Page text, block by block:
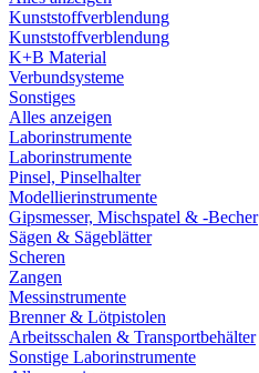
Kunststoffverblendung
Kunststoffverblendung
K+B Material
Verbundsysteme
Sonstiges
Alles anzeigen
Laborinstrumente
Laborinstrumente
Pinsel, Pinselhalter
Modellierinstrumente
Gipsmesser, Mischspatel & -Becher
Sägen & Sägeblätter
Scheren
Zangen
Messinstrumente
Brenner & Lötpistolen
Arbeitsschalen & Transportbehälter
Sonstige Laborinstrumente